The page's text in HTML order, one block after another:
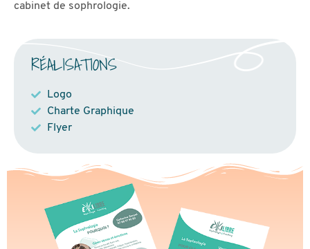
cabinet de sophrologie.
RÉALISATIONS
Logo
Charte Graphique
Flyer